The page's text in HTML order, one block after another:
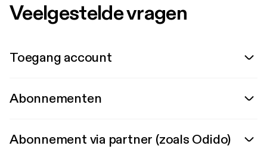
Veelgestelde vragen
Toegang account
Abonnementen
Abonnement via partner (zoals Odido)